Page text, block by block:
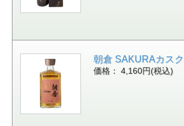
朝倉 SAKURAカス
価格： 4,160円(税込)